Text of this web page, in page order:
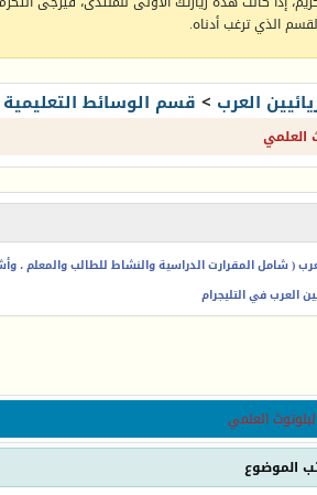
الذي ترغب أدناه.
العرب > قسم الوسائط التعليمية
العلمي
( شامل المقرارت الدراسية والنشاط للطالب والمعلم ،
العرب في التليجرام
العلمي
الموضوع